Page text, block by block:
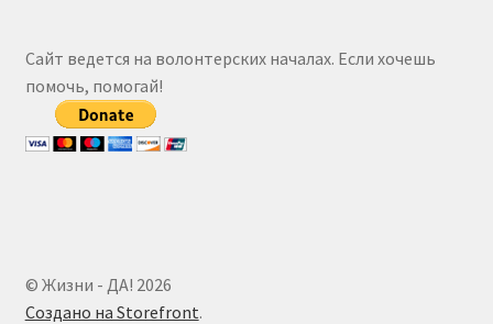
Сайт ведется на волонтерских началах. Если хочешь
помочь, помогай!
© Жизни - ДА! 2026
Создано на Storefront.